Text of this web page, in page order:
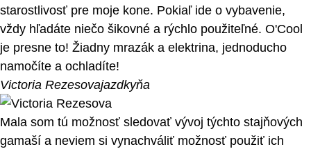
starostlivosť pre moje kone. Pokiaľ ide o vybavenie,
vždy hľadáte niečo šikovné a rýchlo použiteľné. O'Cool
je presne to! Žiadny mrazák a elektrina, jednoducho
namočíte a ochladíte!
Victoria Rezesovajazdkyňa
Mala som tú možnosť sledovať vývoj týchto stajňových
gamaší a neviem si vynachváliť možnosť použiť ich